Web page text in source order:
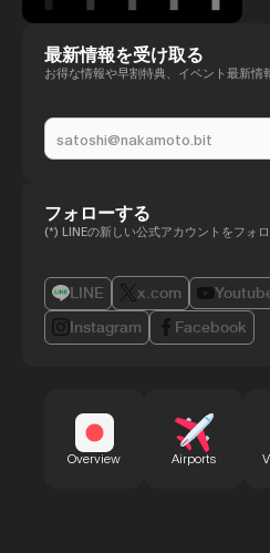
最新情報を受け取る
お得な情報や早割特典、イベント最新情
フォローする
(*) LINEの新しい公式アカウントをフォ
LINE x.com
Instagram
Facebook
Overview Airports